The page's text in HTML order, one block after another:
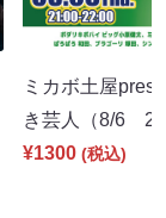
ミカボ土屋
き芸人（8/6
¥1300 (税込)